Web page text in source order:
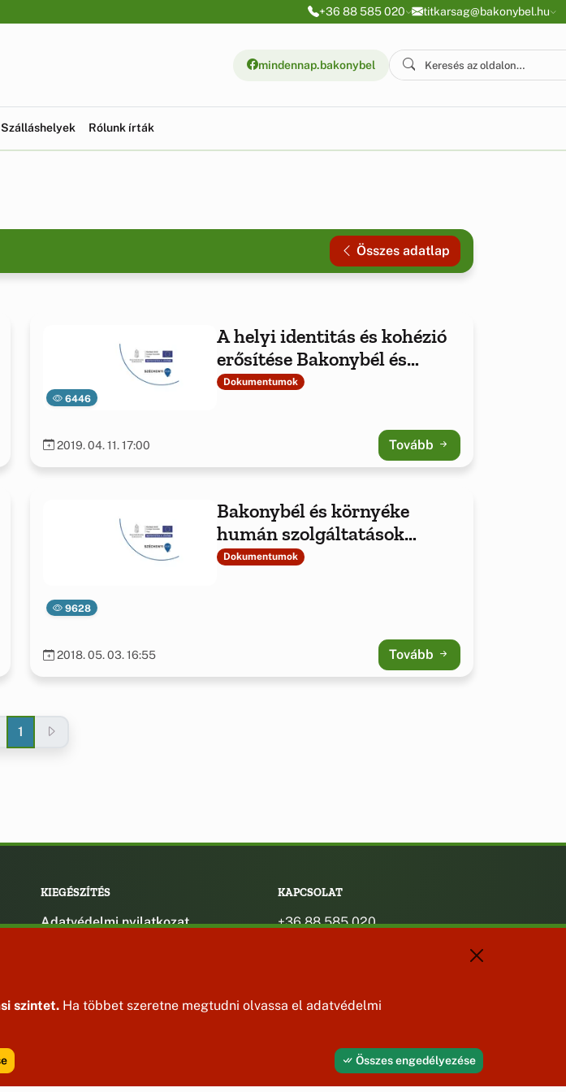
+36 88 585 020 titkarsag@bakonybel.hu
mindennap.bakonybel
Szálláshelyek Rólunk írták
Összes adatlap
6446
A helyi identitás és kohézió
erősítése Bakonybél és
környékén
Dokumentumok
2019. 04. 11. 17:00 Tovább
9628
Bakonybél és környéke
humán szolgáltatások
fejlesztése
Dokumentumok
2018. 05. 03. 16:55 Tovább
1
KIEGÉSZÍTÉS
Adatvédelmi nyilatkozat
KAPCSOLAT
+36 88 585 020
polgarmester@bakonybel.hu
szintet. Ha többet szeretne megtudni olvassa el adatvédelmi
Összes engedélyezése